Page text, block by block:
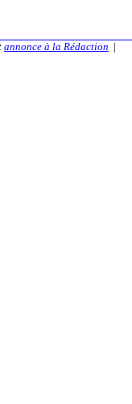
annonce à la Rédaction |